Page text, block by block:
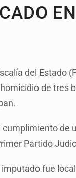
del Estado
de tres
de
Partido
fue